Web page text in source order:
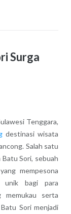
Surga
Tenggara,
destinasi wisata
Salah satu
Sori, sebuah
mempesona
unik bagi para
memukau serta
Sori menjadi